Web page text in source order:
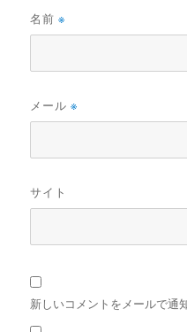
名前※
メール※
サイト
新しいコメントをメールで通